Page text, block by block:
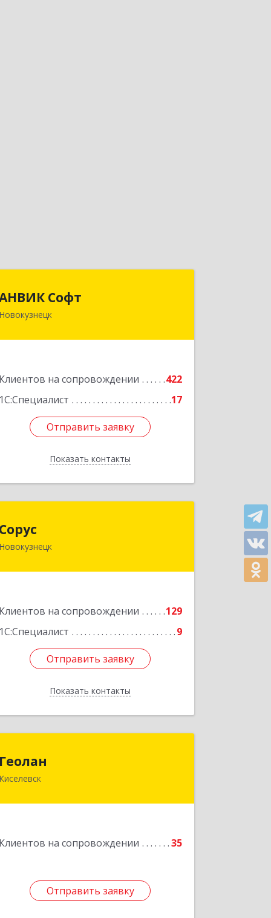
Софт
Новокузнецк
Клиентов на сопровождении
422
1С:Специалист
17
Отправить заявку
Показать контакты
654079, Кемеровская область -
Отправить заявку
Назад
Сорус
Новокузнецк
Клиентов на сопровождении
129
1С:Специалист
9
Отправить заявку
Показать контакты
654005, Кемеровская область -
Подробнее
Отправить заявку
Назад
Геолан
Киселевск
Клиентов на сопровождении 35
Отправить заявку
652700, Кемеровская обл, Киселевск г,
Отправить заявку